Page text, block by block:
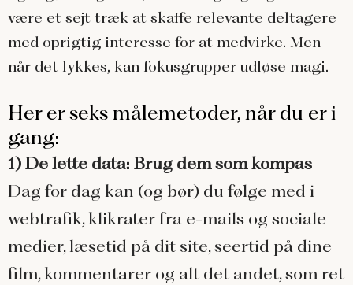
være et sejt træk at skaffe relevante deltagere
med oprigtig interesse for at medvirke. Men
når det lykkes, kan fokusgrupper udløse magi.
Her er seks målemetoder, når du er i
gang:
1) De lette data: Brug dem som kompas
Dag for dag kan (og bør) du følge med i
webtrafik, klikrater fra e-mails og sociale
medier, læsetid på dit site, seertid på dine
film, kommentarer og alt det andet, som ret